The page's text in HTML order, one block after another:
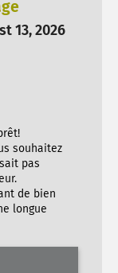
13, 2026
souhaitez
pas
de bien
longue